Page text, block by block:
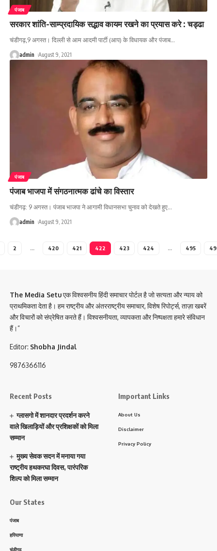
पंजाब
सरकार शांति-साम्प्रदायिक सद्भाव कायम रखने का प्रयास करे : चड्ढा
चंडीगढ़,9 अगस्त। दिल्ली से आम आदमी पार्टी (आप) के विधायक और पंजाब…
admin August 9, 2021
पंजाब
पंजाब भाजपा में संगठनात्मक ढांचे का विस्तार
चंडीगढ़: 9 अगस्त। पंजाब भाजपा ने आगामी विधानसभा चुनाव को देखते हुए…
admin August 9, 2021
2 … 420 421 422 423 424 … 495
The Media Setuएक विश्वसनीय हिंदी समाचार पोर्टल है जो सत्यता और न्याय को
प्राथमिकता देता है। हम राष्ट्रीय और अंतरराष्ट्रीय समाचार, विशेष रिपोर्ट्स, ताज़ा खबरें
और विचारों को संप्रेषित करते हैं। विश्वसनीयता, व्यापकता और निष्पक्षता हमारे संविधान
हैं।”
Editor: Shobha Jindal
9876366116
Recent Posts
ग्लासगो में शानदार प्रदर्शन करने
वाले खिलाड़ियों और प्रशिक्षकों को मिला
सम्मान
मुख्य सेवक सदन में मनाया गया
राष्ट्रीय हथकरघा दिवस, पारंपरिक
शिल्प को मिला सम्मान
Important Links
About Us
Disclaimer
Privacy Policy
Our States
पंजाब
हरियाणा
चंडीगढ़